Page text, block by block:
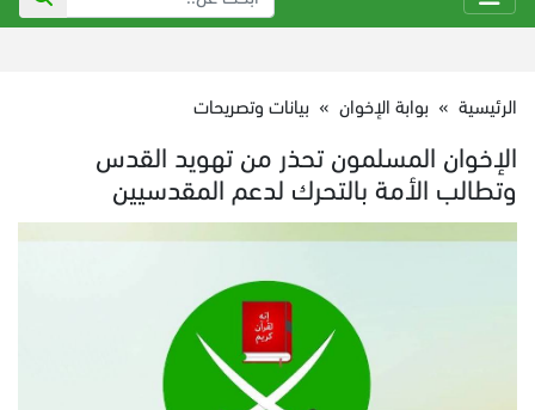
الرئيسية » بوابة الإخوان » بيانات وتصريحات
الإخوان المسلمون تحذر من تهويد القدس
وتطالب الأمة بالتحرك لدعم المقدسيين